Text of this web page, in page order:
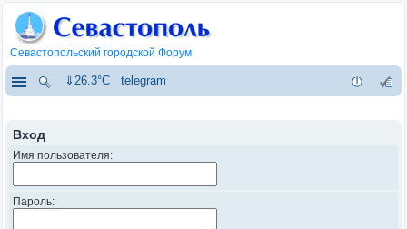
Севастопольский городской Форум
⇓26.3°C telegram
Вход
Имя пользователя:
Пароль: